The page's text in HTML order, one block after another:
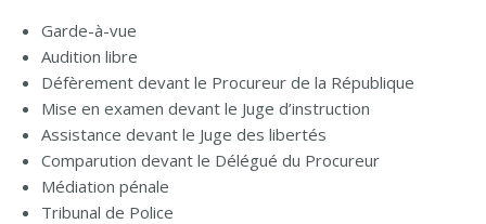
Garde-à-vue
Audition libre
Défèrement devant le Procureur de la République
Mise en examen devant le Juge d’instruction
Assistance devant le Juge des libertés
Comparution devant le Délégué du Procureur
Médiation pénale
Tribunal de Police